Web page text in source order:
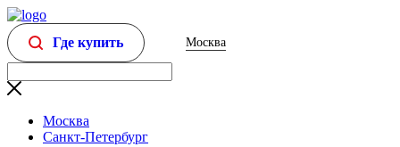
Где купить Москва
Москва
Санкт-Петербург